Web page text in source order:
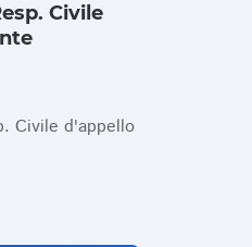
Civile
Civile d'appello